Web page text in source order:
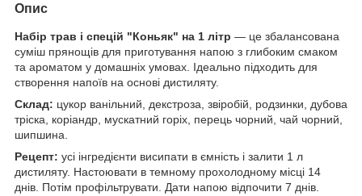
Опис
Набір трав і спецій "Коньяк" на 1 літр — це збалансована
суміш прянощів для приготування напою з глибоким смаком
та ароматом у домашніх умовах. Ідеально підходить для
створення напоїв на основі дистиляту.
Склад: цукор ванільний, декстроза, звіробій, родзинки, дубова
тріска, коріандр, мускатний горіх, перець чорний, чай чорний,
шипшина.
Рецепт: усі інгредієнти висипати в ємність і залити 1 л
дистиляту. Настоювати в темному прохолодному місці 14
днів. Потім профільтрувати. Дати напою відпочити 7 днів.